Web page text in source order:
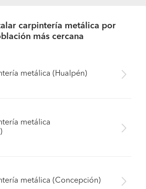
carpintería metálica por
más cercana
metálica (Hualpén)
metálica
metálica (Concepción)